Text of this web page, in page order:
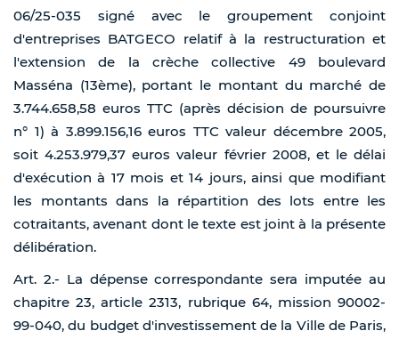
06/25-035 signé avec le groupement conjoint
d'entreprises BATGECO relatif à la restructuration et
l'extension de la crèche collective 49 boulevard
Masséna (13ème), portant le montant du marché de
3.744.658,58 euros TTC (après décision de poursuivre
n° 1) à 3.899.156,16 euros TTC valeur décembre 2005,
soit 4.253.979,37 euros valeur février 2008, et le délai
d'exécution à 17 mois et 14 jours, ainsi que modifiant
les montants dans la répartition des lots entre les
cotraitants, avenant dont le texte est joint à la présente
délibération.
Art. 2.- La dépense correspondante sera imputée au
chapitre 23, article 2313, rubrique 64, mission 90002-
99-040, du budget d'investissement de la Ville de Paris,